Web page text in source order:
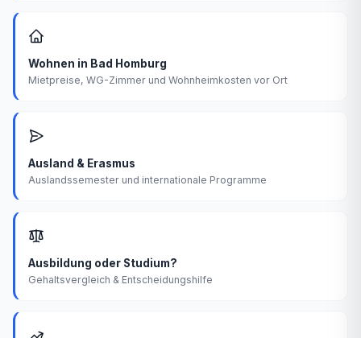
Wohnen in Bad Homburg
Mietpreise, WG-Zimmer und Wohnheimkosten vor Ort
Ausland & Erasmus
Auslandssemester und internationale Programme
Ausbildung oder Studium?
Gehaltsvergleich & Entscheidungshilfe